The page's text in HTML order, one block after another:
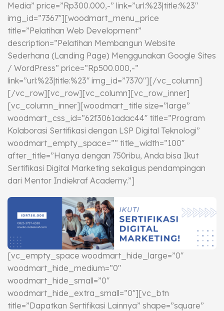
Media” price=”Rp300.000,-” link=”url:%23|title:%23″
img_id=”7367″][woodmart_menu_price
title=”Pelatihan Web Development”
description=”Pelatihan Membangun Website
Sederhana (Landing Page) Menggunakan Google Sites
/ WordPress” price=”Rp500.000,-”
link=”url:%23|title:%23″ img_id=”7370″][/vc_column]
[/vc_row][vc_row][vc_column][vc_row_inner]
[vc_column_inner][woodmart_title size=”large”
woodmart_css_id=”62f3061adac44″ title=”Program
Kolaborasi Sertifikasi dengan LSP Digital Teknologi”
woodmart_empty_space=”” title_width=”100″
after_title=”Hanya dengan 750ribu, Anda bisa Ikut
Sertifikasi Digital Marketing sekaligus pendampingan
dari Mentor Indiekraf Academy.”]
[vc_empty_space woodmart_hide_large=”0″
woodmart_hide_medium=”0″
woodmart_hide_small=”0″
woodmart_hide_extra_small=”0″][vc_btn
title=”Dapatkan Sertifikasi Lainnya” shape=”square”